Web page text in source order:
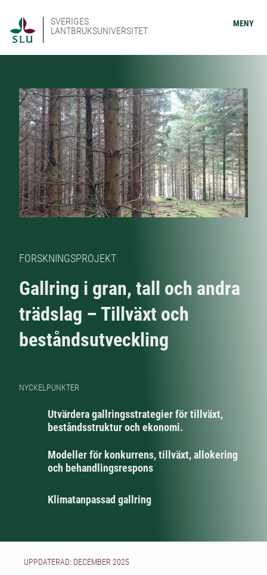
SVERIGES
LANTBRUKSUNIVERSITET
MENY
FORSKNINGSPROJEKT
Gallring i gran, tall och andra
trädslag – Tillväxt och
beståndsutveckling
NYCKELPUNKTER
Utvärdera gallringsstrategier för tillväxt,
beståndsstruktur och ekonomi.
Modeller för konkurrens, tillväxt, allokering
och behandlingsrespons
Klimatanpassad gallring
UPPDATERAD: DECEMBER 2025